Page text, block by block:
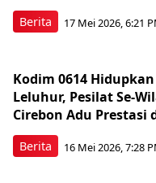
Berita 17 Mei 2026, 6:21
Berita
Kodim 0614
Leluhur, Pesilat Se-
Cirebon Adu Prestasi
16 Mei 2026, 7:28